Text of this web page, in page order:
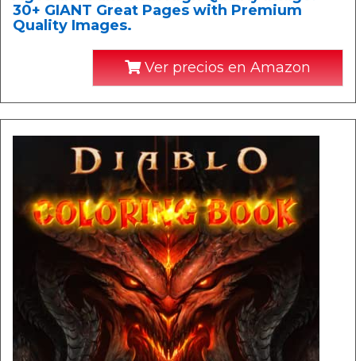
30+ GIANT Great Pages with Premium
Quality Images.
Ver precios en Amazon